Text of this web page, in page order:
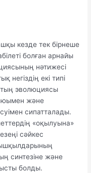
кезде тек бірнеше
болған арнайы
нәтижесі
негіздің екі типі
эволюциясы
және
сипатталады.
«оқылуына»
сәйкес
синтезіне және
болды.